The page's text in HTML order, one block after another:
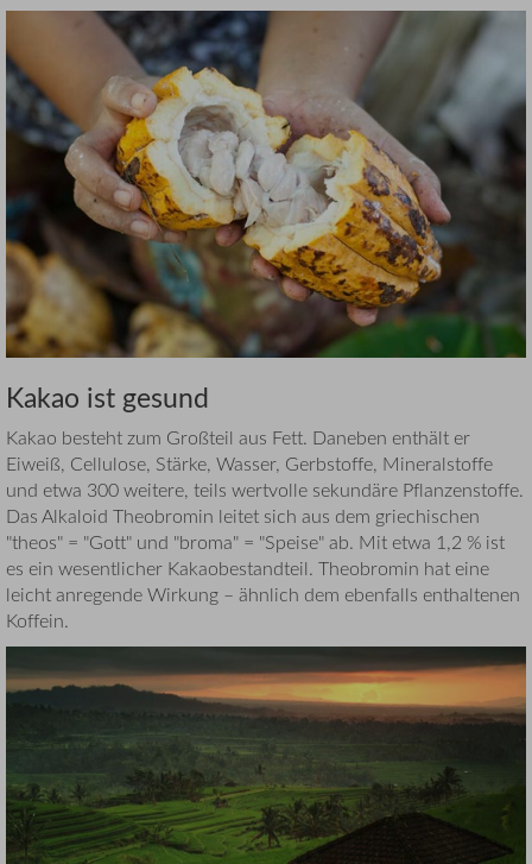
Kakao ist gesund
Kakao besteht zum Großteil aus Fett. Daneben enthält er
Eiweiß, Cellulose, Stärke, Wasser, Gerbstoffe, Mineralstoffe
und etwa 300 weitere, teils wertvolle sekundäre Pflanzenstoffe.
Das Alkaloid Theobromin leitet sich aus dem griechischen
"theos" = "Gott" und "broma" = "Speise" ab. Mit etwa 1,2 % ist
es ein wesentlicher Kakaobestandteil. Theobromin hat eine
leicht anregende Wirkung – ähnlich dem ebenfalls enthaltenen
Koffein.